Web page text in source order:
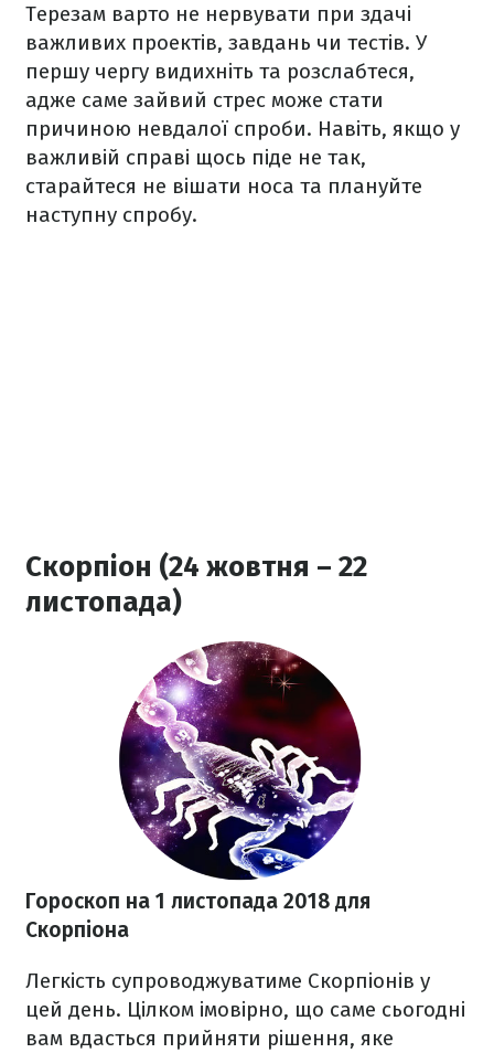
Терезам варто не нервувати при здачі
важливих проектів, завдань чи тестів. У
першу чергу видихніть та розслабтеся,
адже саме зайвий стрес може стати
причиною невдалої спроби. Навіть, якщо у
важливій справі щось піде не так,
старайтеся не вішати носа та плануйте
наступну спробу.
Скорпіон (24 жовтня – 22
листопада)
Гороскоп на 1 листопада 2018 для
Скорпіона
Легкість супроводжуватиме Скорпіонів у
цей день. Цілком імовірно, що саме сьогодні
вам вдасться прийняти рішення, яке